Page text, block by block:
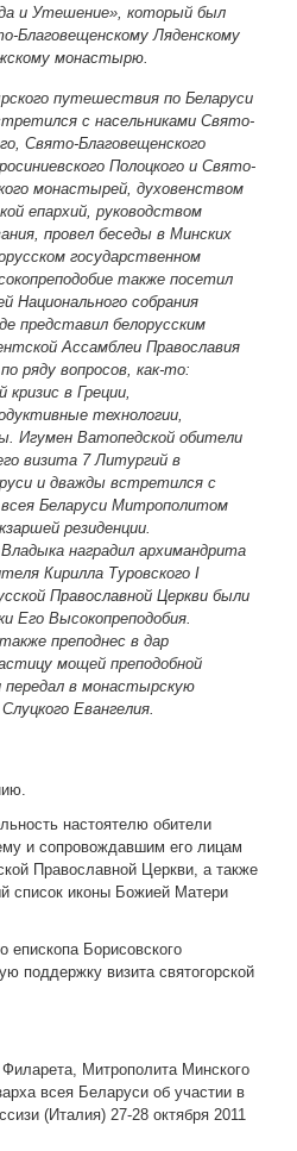
и Утешение», который был
Благовещенскому Ляденскому
монастырю.
путешествия по Беларуси
с насельниками Свято-
Свято-Благовещенского
Полоцкого и Свято-
монастырей, духовенством
епархий, руководством
провел беседы в Минских
государственном
также посетил
Национального собрания
представил белорусским
Ассамблеи Православия
ряду вопросов, как-то:
кризис в Греции,
технологии,
Игумен Ватопедской обители
визита 7 Литургий в
и дважды встретился с
Беларуси Митрополитом
резиденции.
наградил архимандрита
Кирилла Туровского I
Православной Церкви были
Его Высокопреподобия.
преподнес в дар
мощей преподобной
передал в монастырскую
Евангелия.
настоятелю обители
и сопровождавшим его лицам
Православной Церкви, а также
список иконы Божией Матери
епископа Борисовского
поддержку визита святогорской
Митрополита Минского
всея Беларуси об участии в
(Италия) 27-28 октября 2011